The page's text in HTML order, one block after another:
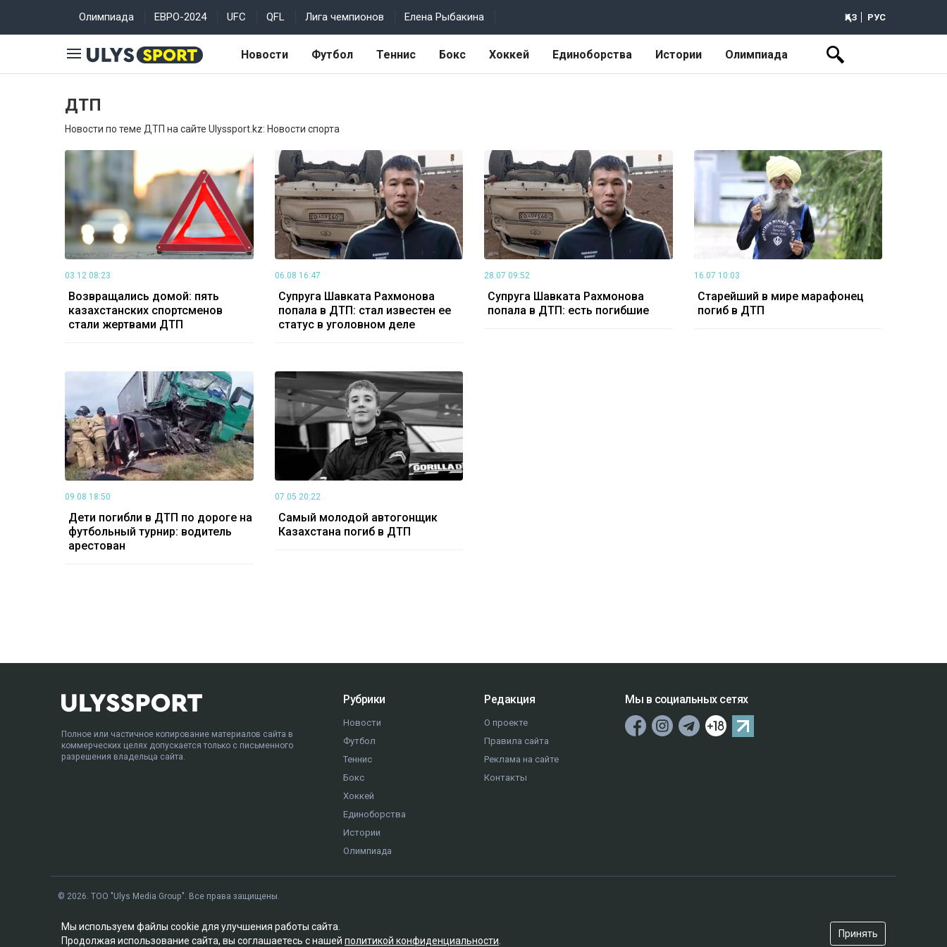
Олимпиада ЕВРО-2024 UFC QFL Лига чемпионов Елена Рыбакина ҚАЗ РУС
Новости Футбол Теннис Бокс Хоккей Единоборства Истории Олимпиада
ДТП
Новости по теме ДТП на сайте Ulyssport.kz: Новости спорта
03.12 08:23
Возвращались домой: пять
казахстанских спортсменов
стали жертвами ДТП
06.08 16:47
Супруга Шавката Рахмонова
попала в ДТП: стал известен ее
статус в уголовном деле
28.07 09:52
Супруга Шавката Рахмонова
попала в ДТП: есть погибшие
16.07 10:03
Старейший в мире марафонец
погиб в ДТП
09.08 18:50
Дети погибли в ДТП по дороге на
футбольный турнир: водитель
арестован
07.05 20:22
Самый молодой автогонщик
Казахстана погиб в ДТП
Полное или частичное копирование материалов сайта в
коммерческих целях допускается только с письменного
разрешения владельца сайта.
Рубрики
Новости
Футбол
Теннис
Бокс
Хоккей
Единоборства
Истории
Олимпиада
Редакция
О проекте
Правила сайта
Реклама на сайте
Контакты
Мы в социальных сетях
© 2026. ТОО "Ulys Media Group". Все права защищены.
Мы используем файлы cookie для улучшения работы сайта.
Продолжая использование сайта, вы соглашаетесь с нашей политикой конфиденциальности
Принять